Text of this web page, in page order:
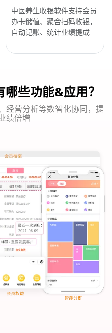
中医养生收银软件支持会员
办卡储值、聚合扫码收银，
自动记账、统计业绩提成
些功能&应用？
经营分析等数智化协同，提
绩倍增